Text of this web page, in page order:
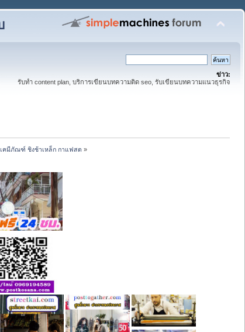
ข่าว:
รับทำ content plan, บริการเขียนบทความติด seo, รับเขียนบทความแนวธุรกิจ
เคมีภัณฑ์ ชิงช้าเหล็ก กาแฟสด »